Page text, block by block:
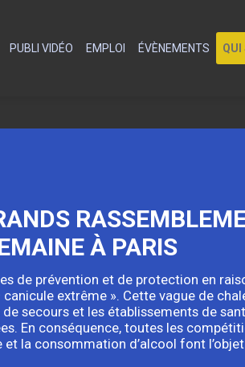
PUBLI VIDÉO EMPLOI ÉVÈNEMENTS QUI
À PARIS
de prévention et de protection en
extrême ». Cette vague de
secours et les établissements de
En conséquence, toutes les